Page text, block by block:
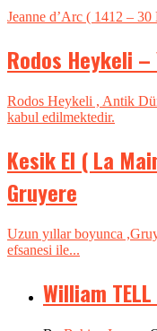
Jeanne d’Arc ( 1412 –
Rodos Heykeli –
Rodos Heykeli , Antik
kabul edilmektedir.
Kesik El ( La
Gruyere
Uzun yıllar boyunca
efsanesi ile...
William